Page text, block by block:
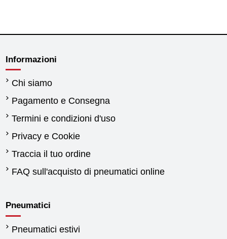
Informazioni
Chi siamo
Pagamento e Consegna
Termini e condizioni d'uso
Privacy e Cookie
Traccia il tuo ordine
FAQ sull'acquisto di pneumatici online
Pneumatici
Pneumatici estivi